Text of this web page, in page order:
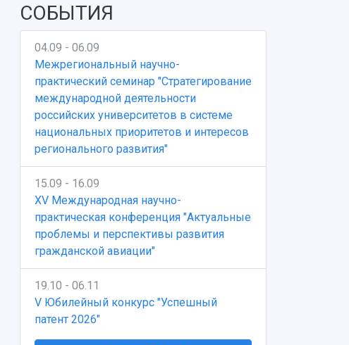
СОБЫТИЯ
04.09 - 06.09
Межрегиональный научно-
практический семинар "Стратегирование
международной деятельности
российских университетов в системе
национальных приоритетов и интересов
регионального развития"
15.09 - 16.09
XV Международная научно-
практическая конференция "Актуальные
проблемы и перспективы развития
гражданской авиации"
19.10 - 06.11
V Юбилейный конкурс "Успешный
патент 2026"